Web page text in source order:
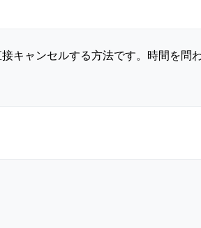
キャンセルする方法です。時間を問